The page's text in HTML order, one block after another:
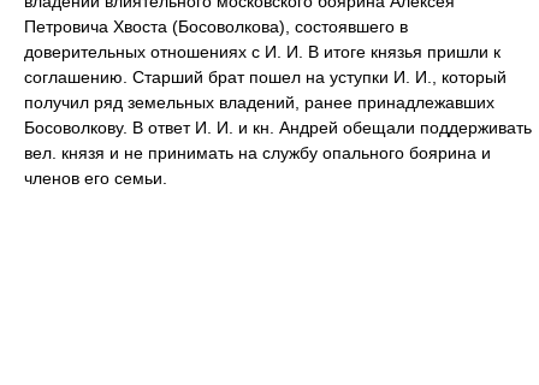
Петровича Хвоста (Босоволкова), состоявшего в
доверительных отношениях с И. И. В итоге князья пришли к
соглашению. Старший брат пошел на уступки И. И., который
получил ряд земельных владений, ранее принадлежавших
Босоволкову. В ответ И. И. и кн. Андрей обещали поддерживать
вел. князя и не принимать на службу опального боярина и
членов его семьи.